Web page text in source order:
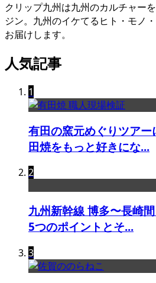
クリップ九州は九州のカルチャー
ジン。九州のイケてるヒト・モノ
お届けします。
人気記事
1
有田の窯元めぐりツア
田焼をもっと好きにな...
2
九州新幹線 博多〜長崎
5つのポイントとそ...
3